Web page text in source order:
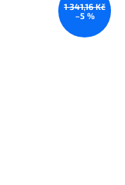
1 341,16 Kč
–5 %